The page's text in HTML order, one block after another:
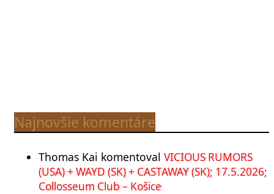
Najnovšie komentáre
Thomas Kai komentoval VICIOUS RUMORS
(USA) + WAYD (SK) + CASTAWAY (SK); 17.5.2026;
Collosseum Club – Košice